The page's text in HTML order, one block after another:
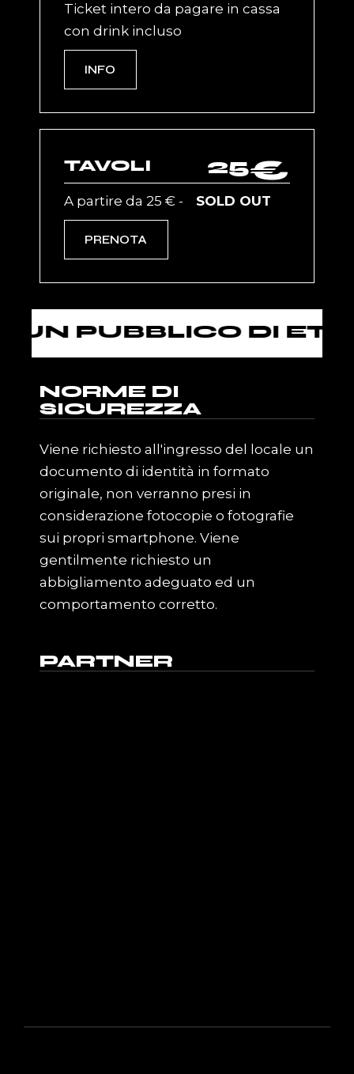
Ticket intero da pagare in cassa
con drink incluso
INFO
TAVOLI 25€
A partire da 25 € - SOLD OUT
PRENOTA
DI ETÀ
NORME DI
SICUREZZA
Viene richiesto all'ingresso del locale un
documento di identità in formato
originale, non verranno presi in
considerazione fotocopie o fotografie
sui propri smartphone. Viene
gentilmente richiesto un
abbigliamento adeguato ed un
comportamento corretto.
PARTNER